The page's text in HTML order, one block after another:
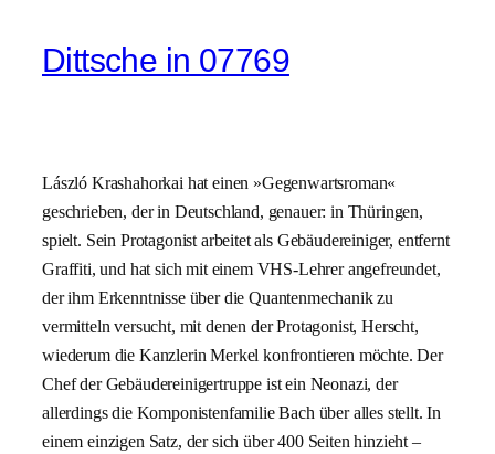
Dittsche in 07769
László Krashahorkai hat einen »Gegenwartsroman«
geschrieben, der in Deutschland, genauer: in Thüringen,
spielt. Sein Protagonist arbeitet als Gebäudereiniger, entfernt
Graffiti, und hat sich mit einem VHS-Lehrer angefreundet,
der ihm Erkenntnisse über die Quantenmechanik zu
vermitteln versucht, mit denen der Protagonist, Herscht,
wiederum die Kanzlerin Merkel konfrontieren möchte. Der
Chef der Gebäudereinigertruppe ist ein Neonazi, der
allerdings die Komponistenfamilie Bach über alles stellt. In
einem einzigen Satz, der sich über 400 Seiten hinzieht –